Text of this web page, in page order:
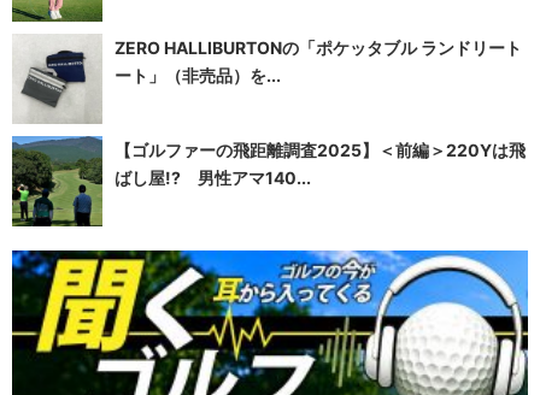
ZERO HALLIBURTONの「ポケッタブル ランドリート
ート」（非売品）を...
【ゴルファーの飛距離調査2025】＜前編＞220Yは飛
ばし屋!? 男性アマ140...